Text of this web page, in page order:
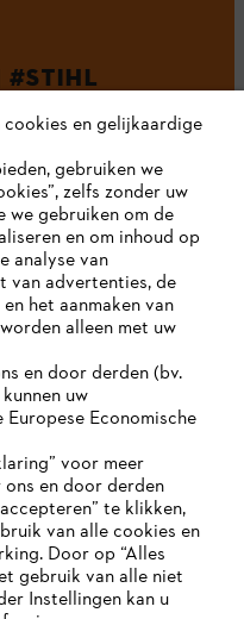
#STIHL
NIET
niet ondersteunen. Om
en gelijkaardige
gebruiken we
zelfs zonder uw
we gebruiken om de
en om inhoud op
analyse van
van advertenties, de
het aanmaken van
alleen met uw
en door derden (bv.
uw
Economische
voor meer
en door derden
te klikken,
van alle cookies en
Door op “Alles
gebruik van alle niet
Instellingen kan u